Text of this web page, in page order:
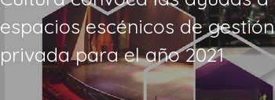
espacios escénicos de gestión
privada para el año 2021